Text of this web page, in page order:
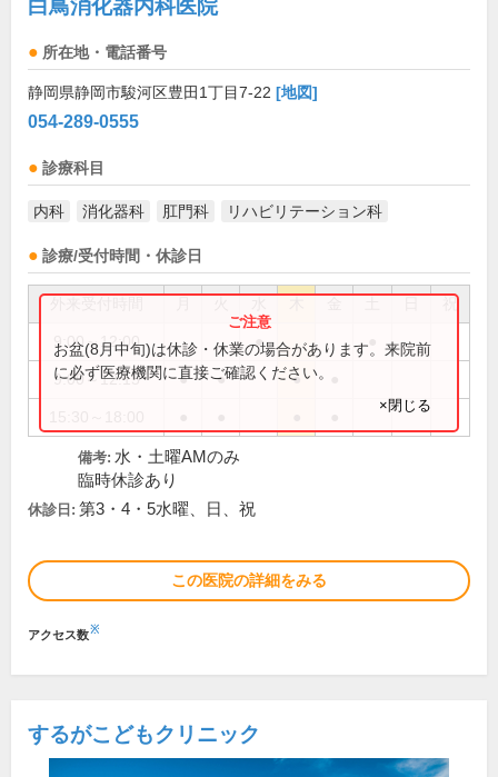
白鳥消化器内科医院
所在地・電話番号
静岡県静岡市駿河区豊田1丁目7-22 [地図]
054-289-0555
診療科目
内科 消化器科 肛門科 リハビリテーション科
診療/受付時間・休診日
祝
9:00～12:00 ●
9:00～12:15 ● ● ●
お盆(8月中旬)は休診・休業の場合があります。来院前
に必ず医療機関に直接ご確認ください。
×閉じる
備考: 水・土曜AMのみ
臨時休診あり
休診日: 第3・4・5水曜、日、祝
この医院の詳細をみる
アクセス数※
するがこどもクリニック